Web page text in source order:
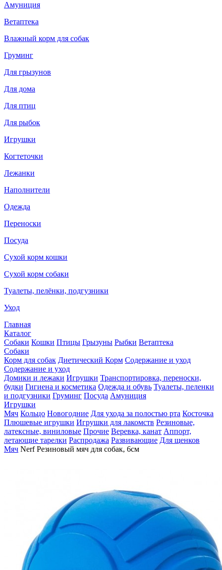
Амуниция
Ветаптека
Влажный корм для собак
Груминг
Для грызунов
Для дома
Для птиц
Для рыбок
Игрушки
Когтеточки
Лежанки
Наполнители
Одежда
Переноски
Посуда
Сухой корм кошки
Сухой корм собаки
Туалеты, пелёнки, подгузники
Уход
Главная
Каталог
Собаки Кошки Птицы Грызуны Рыбки Ветаптека
Собаки
Корм для собак Диетический Корм Содержание и уход
Содержание и уход
Домики и лежаки Игрушки Транспортировка, переноски,
будки Гигиена и косметика Одежда и обувь Туалеты, пеленки
и подгузники Груминг Посуда Амуниция
Игрушки
Мяч Кольцо Новогодние Для ухода за полостью рта Косточка
Плюшевые игрушки Игрушки для лакомств Резиновые,
латексные, виниловые Прочие Веревка, канат Аппорт,
летающие тарелки Распродажа Развивающие Для щенков
Мяч Nerf Резиновый мяч для собак, 6см